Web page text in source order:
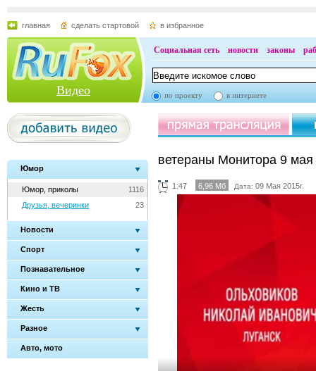
главная сделать стартовой в избранное
Видео
Социальная сеть новости законы
по проекту в интернете
Юмор
1116
Юмор, приколы
23
Друзья, вечеринки
Новости
Спорт
Познавательное
Кино и ТВ
Жесть
Разное
Авто, мото
ветераны Монитора 9 мая
1:47 6,96 Мб Дата: 09 Мая 2015г.